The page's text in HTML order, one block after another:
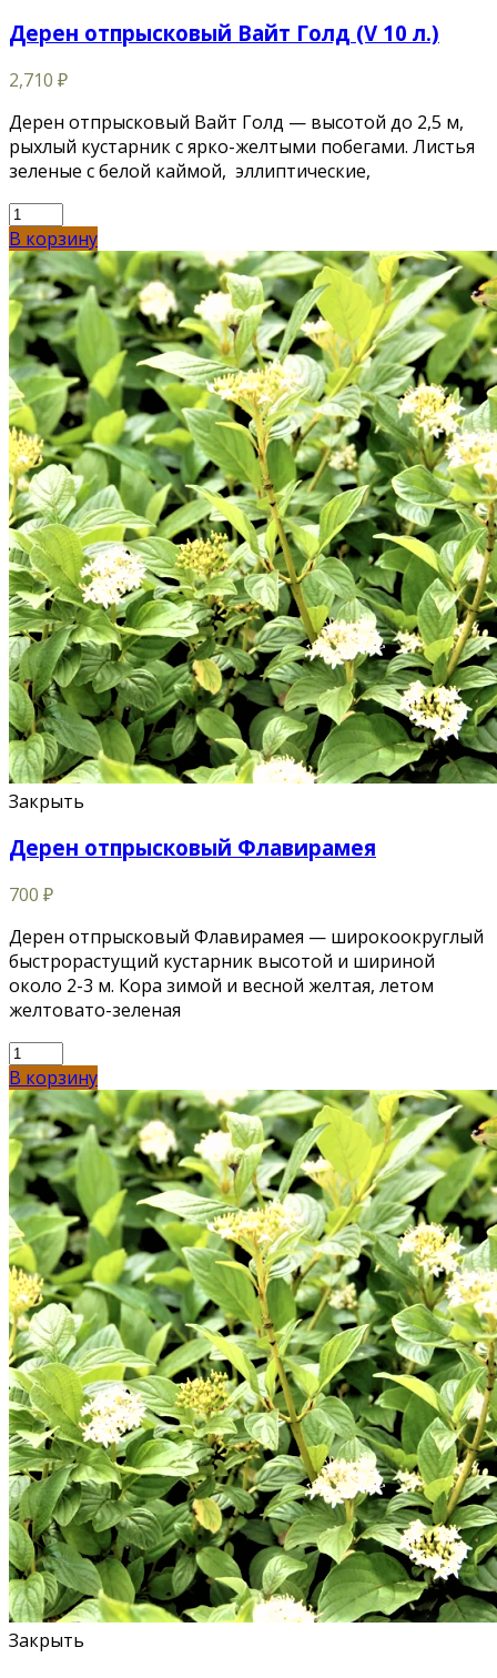
Дерен отпрысковый Вайт Голд (V 10 л.)
2,710 ₽
Дерен отпрысковый Вайт Голд — высотой до 2,5 м,
рыхлый кустарник с ярко-желтыми побегами. Листья
зеленые с белой каймой, эллиптические,
В корзину
Закрыть
Дерен отпрысковый Флавирамея
700 ₽
Дерен отпрысковый Флавирамея — широкоокруглый
быстрорастущий кустарник высотой и шириной
около 2-3 м. Кора зимой и весной желтая, летом
желтовато-зеленая
В корзину
Закрыть